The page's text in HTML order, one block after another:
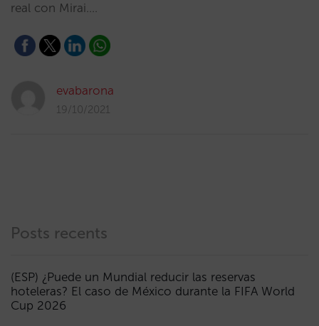
real con Mirai.…
evabarona
19/10/2021
Posts recents
(ESP) ¿Puede un Mundial reducir las reservas
hoteleras? El caso de México durante la FIFA World
Cup 2026